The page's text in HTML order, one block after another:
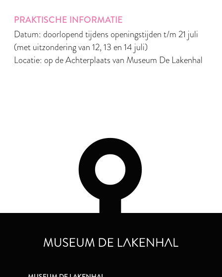
PRAKTISCHE INFORMATIE
Datum: doorlopend tijdens openingstijden t/m 21 juli
(met uitzondering van 12, 13 en 14 juli)
Locatie: op de Achterplaats van Museum De Lakenhal